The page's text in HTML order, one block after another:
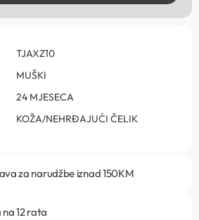
TJAXZ10
MUŠKI
24 MJESECA
KOŽA/NEHRĐAJUĆI ČELIK
za narudžbe iznad 150KM
12 rata